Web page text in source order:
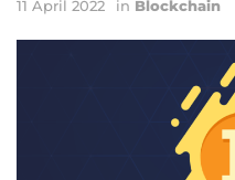
11 April 2022 in Blockchain